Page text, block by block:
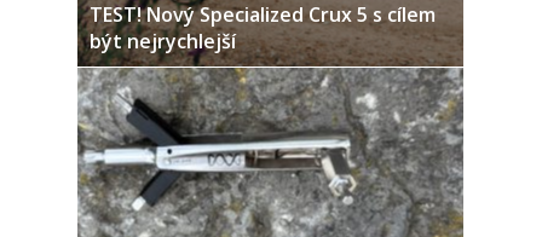
TEST! Nový Specialized Crux 5 s cílem
být nejrychlejší